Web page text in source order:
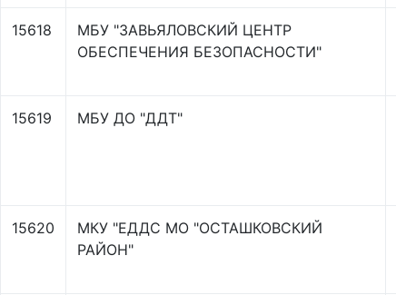
15618
МБУ "ЗАВЬЯЛОВСКИЙ ЦЕНТР
ОБЕСПЕЧЕНИЯ БЕЗОПАСНОСТИ"
15619 МБУ ДО "ДДТ"
15620
МКУ "ЕДДС МО "ОСТАШКОВСКИЙ
РАЙОН"